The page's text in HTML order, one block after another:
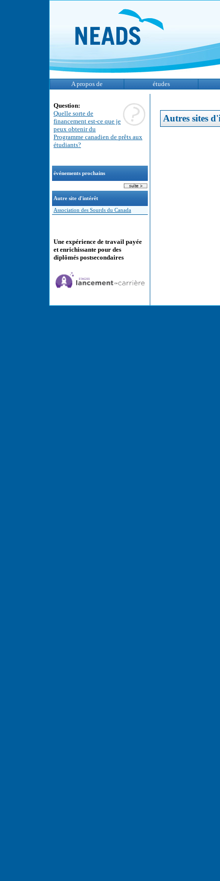
A propos de études
Question:
Quelle sorte de
financement est-ce que je
peux obtenir du
Programme canadien de prêts aux
étudiants?
événements prochains
Autre site d'intérêt
Association des Sourds du Canada
Une expérience de travail payée
et enrichissante pour des
diplômés postsecondaires
Autres sites